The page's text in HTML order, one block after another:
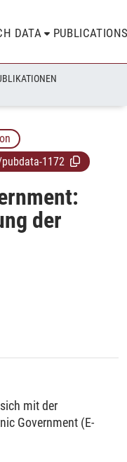
DATA
1172
der
mit der
Government (E-